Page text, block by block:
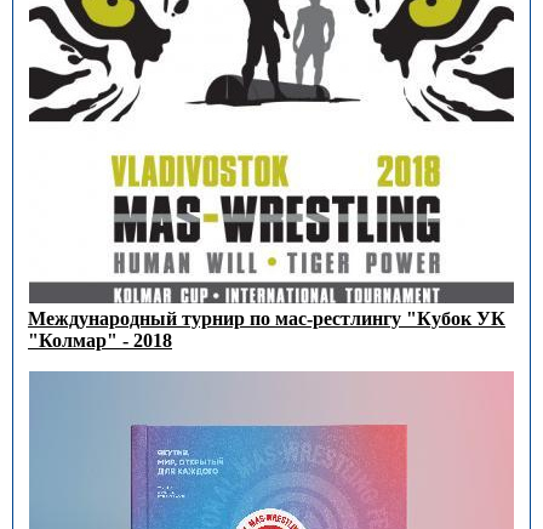
Международный турнир по мас-рестлингу "Кубок УК
"Колмар" - 2018